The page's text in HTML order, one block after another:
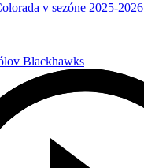
v sezóne 2025-2026